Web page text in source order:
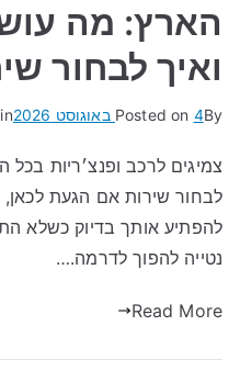
הארץ: מה
ואיך לבחור
By
Posted on 4 באוגוסט 2026
צמיגים לרכב ופנצ׳ריות
לבחור שירות אם הגעת לכאן,
להפתיע אותך בדיוק כשלא
נטייה להפוך לדרמה.…
Read More